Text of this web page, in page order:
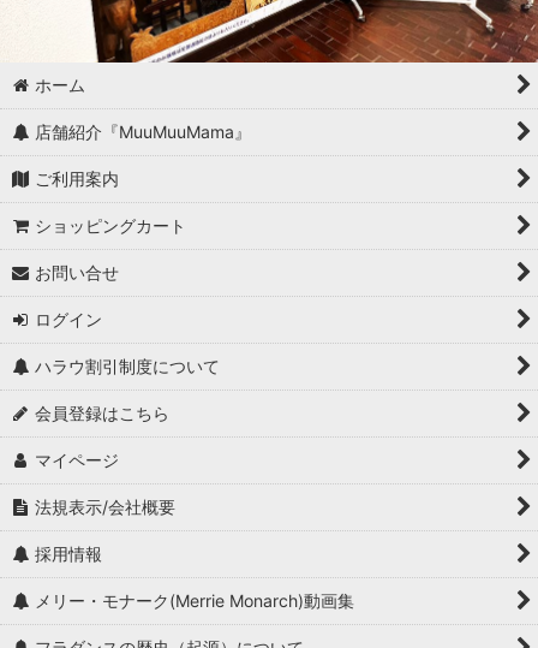
ホーム
店舗紹介『MuuMuuMama』
ご利用案内
ショッピングカート
お問い合せ
ログイン
ハラウ割引制度について
会員登録はこちら
マイページ
法規表示/会社概要
採用情報
メリー・モナーク(Merrie Monarch)動画集